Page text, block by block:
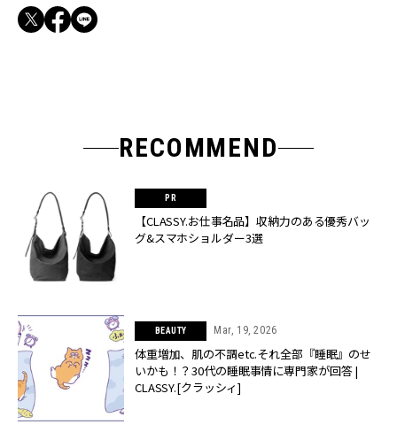
RECOMMEND
【CLASSY.お仕事名品】収納力のある優秀バッ
グ&スマホショルダー3選
BEAUTY Mar, 19, 2026
体重増加、肌の不調etc.それ全部『睡眠』のせ
いかも！？30代の睡眠事情に専門家が回答 |
CLASSY.[クラッシィ]